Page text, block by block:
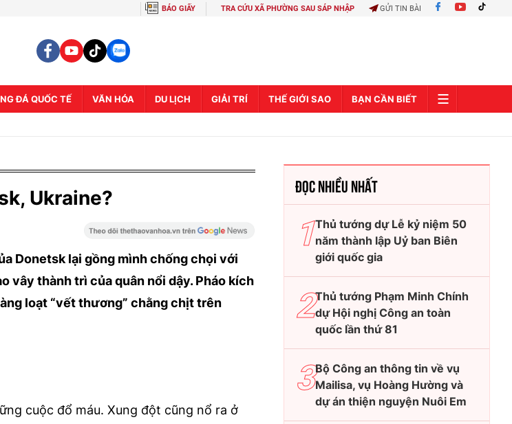
BÁO GIẤY TRA CỨU XÃ PHƯỜNG SAU SÁP NHẬP GỬI TIN BÀI
ĐÁ QUỐC TẾ VĂN HÓA DU LỊCH GIẢI TRÍ THẾ GIỚI SAO BẠN CẦN BIẾT
Ukraine?
Donetsk lại gồng mình chống chọi với
vây thành trì của quân nổi dậy. Pháo kích
loạt “vết thương” chằng chịt trên
cuộc đổ máu. Xung đột cũng nổ ra ở
ĐỌC NHIỀU NHẤT
Thủ tướng dự Lễ kỷ niệm 50
năm thành lập Uỷ ban Biên
giới quốc gia
Thủ tướng Phạm Minh Chính
dự Hội nghị Công an toàn
quốc lần thứ 81
Bộ Công an thông tin về vụ
Mailisa, vụ Hoàng Hường và
dự án thiện nguyện Nuôi Em